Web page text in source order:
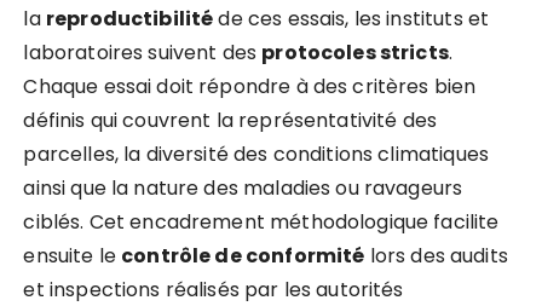
la reproductibilitéde ces essais, les instituts et
laboratoires suivent des protocoles stricts.
Chaque essai doit répondre à des critères bien
définis qui couvrent la représentativité des
parcelles, la diversité des conditions climatiques
ainsi que la nature des maladies ou ravageurs
ciblés. Cet encadrement méthodologique facilite
ensuite le contrôle de conformité lors des audits
et inspections réalisés par les autorités